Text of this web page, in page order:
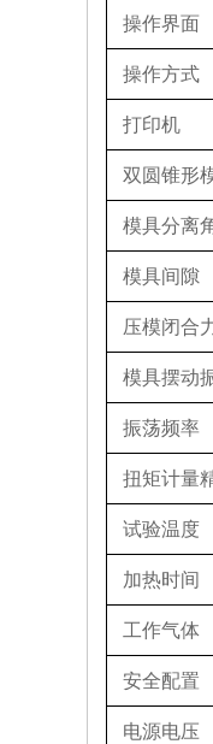
操作界面
操作方式
打印机
双圆锥形
模具分离
模具间隙
压模闭合
模具摆动
振荡频率
扭矩计量
试验温度
加热时间
工作气体
安全配置
电源电压